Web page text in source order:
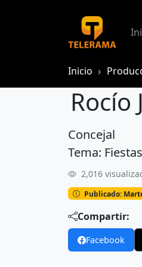
Inicio
Rocío
Rocío Juca
Concejal
Tema:
2,016
Publicado:
Compartir:
Facebook